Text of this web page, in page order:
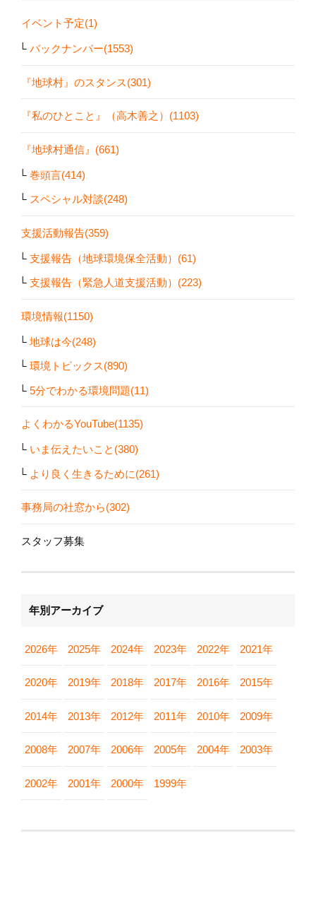
イベント予定(1)
バックナンバー(1553)
『地球村』のスタンス(301)
『私のひとこと』（高木善之）(1103)
『地球村通信』(661)
巻頭言(414)
スペシャル対談(248)
支援活動報告(359)
支援報告（地球環境保全活動）(61)
支援報告（緊急人道支援活動）(223)
環境情報(1150)
地球は今(248)
環境トピックス(890)
5分でわかる環境問題(11)
よくわかるYouTube(1135)
いま伝えたいこと(380)
より良く生きるために(261)
事務局の社窓から(302)
スタッフ募集
年別アーカイブ
2026年 2025年 2024年 2023年 2022年 2021年
2020年 2019年 2018年 2017年 2016年 2015年
2014年 2013年 2012年 2011年 2010年 2009年
2008年 2007年 2006年 2005年 2004年 2003年
2002年 2001年 2000年 1999年